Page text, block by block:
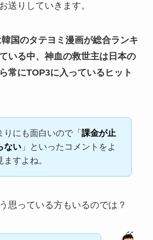
送りしていきます。
国のタテヨミ漫画が総合ランキ
いる中、神血の救世主は日本の
常にTOP3に入っているヒット
りにも面白いので「 課金が止
ない」といったコメントをよ
ますよね。
思っている方もいるのでは？